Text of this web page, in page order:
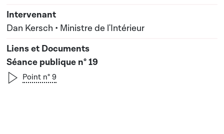
Dan Kersch • Ministre de l'Intérieur
Séance publique n° 19
Point n° 9